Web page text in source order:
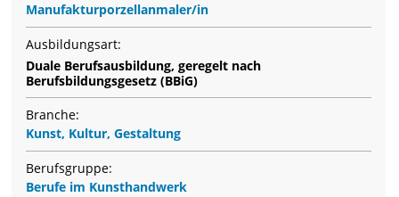
Manufakturporzellanmaler/in
Ausbildungsart:
Duale Berufsausbildung, geregelt nach
Berufsbildungsgesetz (BBiG)
Branche:
Kunst, Kultur, Gestaltung
Berufsgruppe:
Berufe im Kunsthandwerk